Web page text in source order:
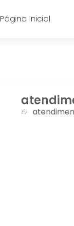
Página Inicial